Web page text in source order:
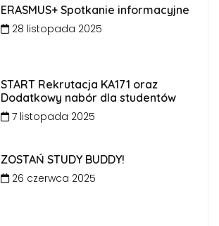
ERASMUS+ Spotkanie informacyjne
28 listopada 2025
START Rekrutacja KA171 oraz
Dodatkowy nabór dla studentów
7 listopada 2025
ZOSTAŃ STUDY BUDDY!
26 czerwca 2025